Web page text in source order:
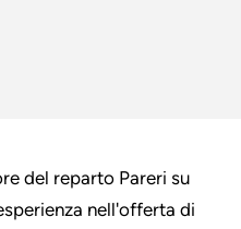
del reparto Pareri su
nell'offerta di